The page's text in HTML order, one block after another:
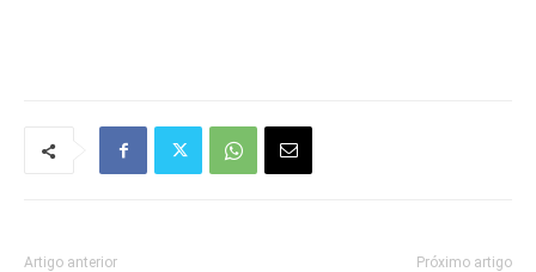
Artigo anterior Próximo artigo